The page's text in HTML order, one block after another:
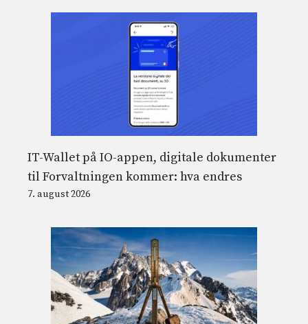
IT-Wallet på IO-appen, digitale dokumenter
til Forvaltningen kommer: hva endres
7. august 2026